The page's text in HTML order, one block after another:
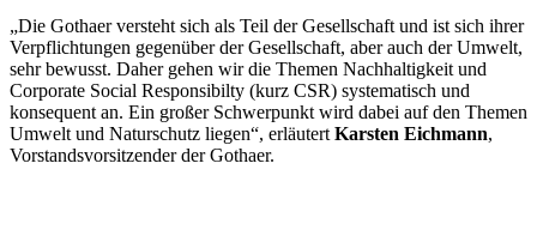
„Die Gothaer versteht sich als Teil der Gesellschaft und ist sich ihrer
Verpflichtungen gegenüber der Gesellschaft, aber auch der Umwelt,
sehr bewusst. Daher gehen wir die Themen Nachhaltigkeit und
Corporate Social Responsibilty (kurz CSR) systematisch und
konsequent an. Ein großer Schwerpunkt wird dabei auf den Themen
Umwelt und Naturschutz liegen“, erläutertKarsten Eichmann,
Vorstandsvorsitzender der Gothaer.